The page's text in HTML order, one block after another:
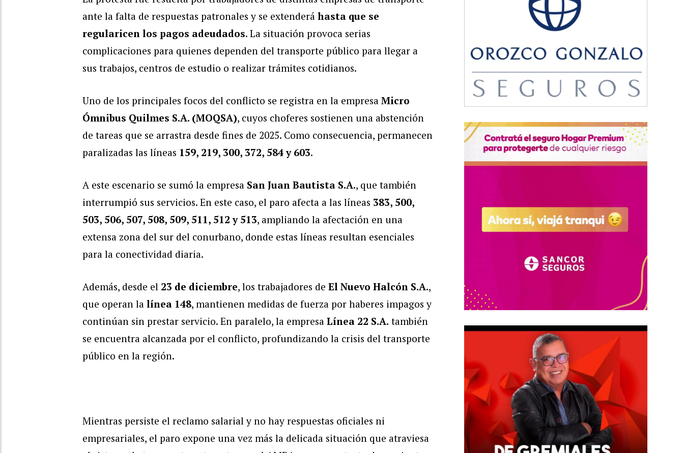
ante la falta de respuestas patronales y se extenderá hasta que se
regularicen los pagos adeudados. La situación provoca serias
complicaciones para quienes dependen del transporte público para llegar a
sus trabajos, centros de estudio o realizar trámites cotidianos.
Uno de los principales focos del conflicto se registra en la empresa Micro
Ómnibus Quilmes S.A. (MOQSA), cuyos choferes sostienen una abstención
de tareas que se arrastra desde fines de 2025. Como consecuencia, permanecen
paralizadas las líneas 159, 219, 300, 372, 584 y 603.
A este escenario se sumó la empresa San Juan Bautista S.A., que también
interrumpió sus servicios. En este caso, el paro afecta a las líneas 383, 500,
503, 506, 507, 508, 509, 511, 512 y 513, ampliando la afectación en una
extensa zona del sur del conurbano, donde estas líneas resultan esenciales
para la conectividad diaria.
Además, desde el 23 de diciembre, los trabajadores de El Nuevo Halcón S.A.,
que operan la línea 148, mantienen medidas de fuerza por haberes impagos y
continúan sin prestar servicio. En paralelo, la empresa Línea 22 S.A. también
se encuentra alcanzada por el conflicto, profundizando la crisis del transporte
público en la región.
Mientras persiste el reclamo salarial y no hay respuestas oficiales ni
empresariales, el paro expone una vez más la delicada situación que atraviesa